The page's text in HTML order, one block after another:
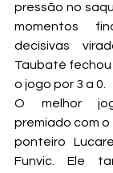
pressão no
momentos
decisivas
Taubaté fechou
o jogo por 3 a 0.
O melhor
premiado com o
ponteiro
Funvic. Ele